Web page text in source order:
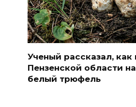
Ученый рассказал, как
Пензенской области
белый трюфель